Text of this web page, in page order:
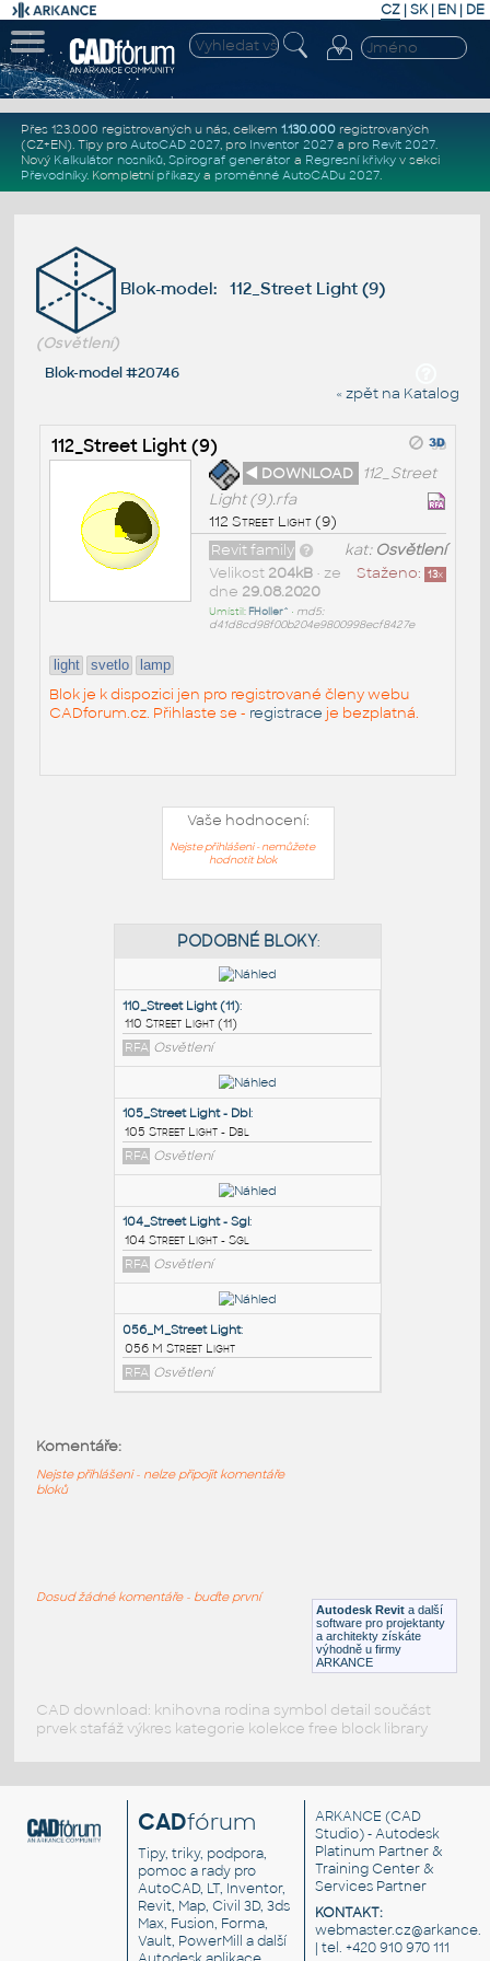
CZ | SK| EN | DE
Přes 123.000 registrovaných u nás, celkem 1.130.000registrovaných
(CZ+EN). Tipy pro AutoCAD 2027, pro Inventor 2027a pro Revit 2027.
Nový Kalkulátor nosníků, Spirograf generátor a Regresní křivkyv sekci
Převodníky. Kompletní příkazya proměnné AutoCADu 2027.
Blok-model: 112_Street Light (9)
(Osvětlení)
Blok-model #20746
« zpět na Katalog
112_Street Light (9)
◄ DOWNLOAD
112_Street
Light (9).rfa
112 Street Light (9)
kat: Osvětlení
Revit family
Staženo: 13x
Velikost 204kB• ze
dne 29.08.2020
Umístil: FHoller^ • md5:
d41d8cd98f00b204e9800998ecf8427e
light svetlo lamp
Blok je k dispozici jen pro registrované členy webu
CADforum.cz. Přihlaste se - registrace je bezplatná.
Vaše hodnocení:
Nejste přihlášeni - nemůžete
hodnotit blok
PODOBNÉ BLOKY
110_Street Light (11)
110 Street Light (11)
RFA Osvětlení
105_Street Light - Dbl:
105 Street Light - Dbl
RFA Osvětlení
Osvětlení
Autodesk Revit a další
software pro projektanty
a architekty získáte
výhodně u firmy
ARKANCE
Komentáře:
Nejste přihlášeni - nelze připojit komentáře
bloků
Dosud žádné komentáře - buďte první
CAD download: knihovna rodina symbol detail součást
prvek stafáž výkres kategorie kolekce free block library
CADfórum
Tipy, triky, podpora,
pomoc a rady pro
AutoCAD, LT, Inventor,
Revit, Map, Civil 3D, 3ds
Max, Fusion, Forma,
Vault, PowerMill a další
ARKANCE (CAD
Studio) - Autodesk
Platinum Partner &
Training Center &
Services Partner
KONTAKT:
| tel. +420 910 970 111